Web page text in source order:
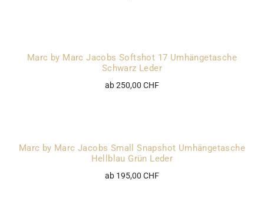
Marc by Marc Jacobs Softshot 17 Umhängetasche
Schwarz Leder
ab 250,00 CHF
Marc by Marc Jacobs Small Snapshot Umhängetasche
Hellblau Grün Leder
ab 195,00 CHF